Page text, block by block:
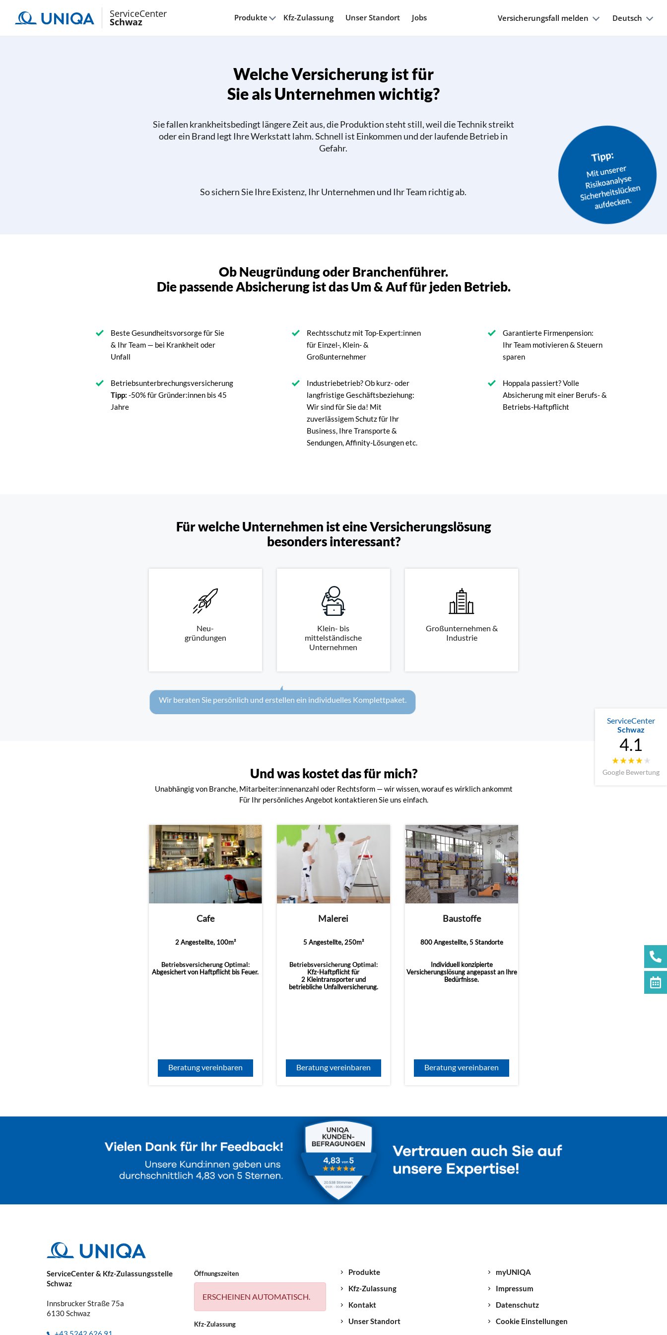
ServiceCenter
Schwaz Produkte Kfz-Zulassung Unser Standort Jobs Versicherungsfall melden Deutsch
Welche Versicherung ist für
Sie als Unternehmen wichtig?
Sie fallen krankheitsbedingt längere Zeit aus, die Produktion steht still, weil die Technik streikt
oder ein Brand legt Ihre Werkstatt lahm. Schnell ist Einkommen und der laufende Betrieb in
Gefahr.
So sichern Sie Ihre Existenz, Ihr Unternehmen und Ihr Team richtig ab.
ServiceCenter
Schwaz
4.1
Google Bewertung
Ob Neugründung oder Branchenführer.
Die passende Absicherung ist das Um & Auf für jeden Betrieb.
Beste Gesundheitsvorsorge für Sie
& Ihr Team — bei Krankheit oder
Unfall
Betriebsunterbrechungsversicherung
Tipp: -50% für Gründer:innen bis 45
Jahre
Rechtsschutz mit Top-Expert:innen
für Einzel-, Klein- &
Großunternehmer
Industriebetrieb? Ob kurz- oder
langfristige Geschäftsbeziehung:
Wir sind für Sie da! Mit
zuverlässigem Schutz für Ihr
Business, Ihre Transporte &
Sendungen, Affinity-Lösungen etc.
Garantierte Firmenpension:
Ihr Team motivieren & Steuern
sparen
Hoppala passiert? Volle
Absicherung mit einer Berufs- &
Betriebs-Haftpflicht
Für welche Unternehmen ist eine Versicherungslösung
besonders interessant?
Neu-
gründungen
Klein- bis
mittelständische
Unternehmen
Großunternehmen &
Industrie
Wir beraten Sie persönlich und erstellen ein individuelles Komplettpaket.
Und was kostet das für mich?
Unabhängig von Branche, Mitarbeiter:innenanzahl oder Rechtsform — wir wissen, worauf es wirklich ankommt
Für Ihr persönliches Angebot kontaktieren Sie uns einfach.
Cafe
2 Angestellte, 100m²
Betriebsversicherung Optimal:
Abgesichert von Haftpflicht bis Feuer.
Beratung vereinbaren
Malerei
5 Angestellte, 250m²
Betriebsversicherung Optimal:
Kfz-Haftpflicht für
2 Kleintransporter und
betriebliche Unfallversicherung.
Beratung vereinbaren
Baustoffe
800 Angestellte, 5 Standorte
Individuell konzipierte
Versicherungslösung angepasst an Ihre
Bedürfnisse.
Beratung vereinbaren
ServiceCenter & Kfz-Zulassungsstelle
Schwaz
Innsbrucker Straße 75a
6130Schwaz
Öffnungszeiten
ERSCHEINEN AUTOMATISCH.
Kfz-Zulassung
Produkte
Kfz-Zulassung
Kontakt
Unser Standort
myUNIQA
Impressum
Datenschutz
Cookie Einstellungen